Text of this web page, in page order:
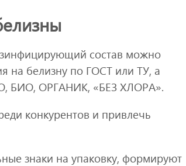
состав можно
на белизну по ГОСТ или ТУ, а
БИО, ОРГАНИК, «БЕЗ ХЛОРА».
конкурентов и привлечь
знаки на упаковку, формируют